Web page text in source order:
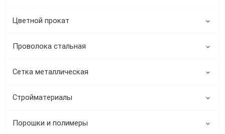
Цветной прокат
Проволока стальная
Сетка металлическая
Стройматериалы
Порошки и полимеры